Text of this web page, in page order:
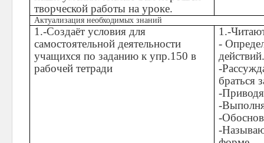
творческой работы на уроке.
Актуализация необходимых знаний
1.-Создаёт условия для
самостоятельной деятельности
учащихся по заданию к упр.150 в
рабочей тетради
1.-
-
-
браться
-
-
-
-